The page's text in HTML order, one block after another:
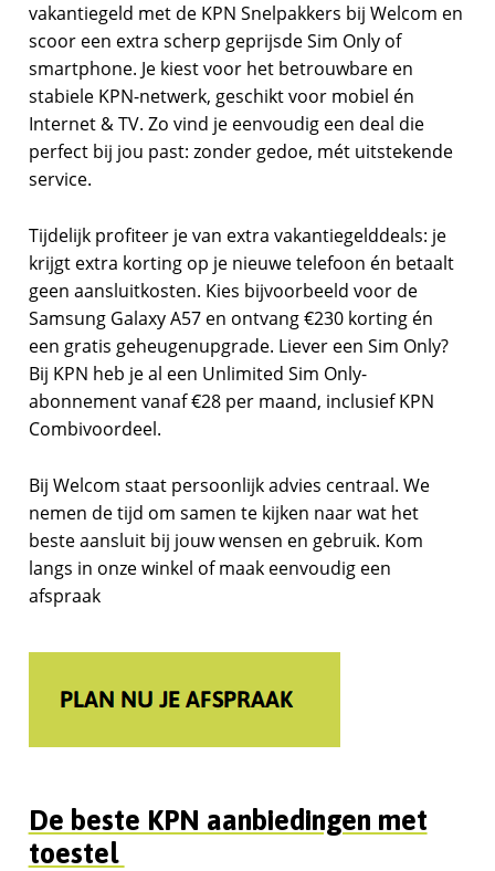
vakantiegeld met de KPN Snelpakkers bij Welcom en
scoor een extra scherp geprijsde Sim Only of
smartphone. Je kiest voor het betrouwbare en
stabiele KPN-netwerk, geschikt voor mobiel én
Internet & TV. Zo vind je eenvoudig een deal die
perfect bij jou past: zonder gedoe, mét uitstekende
service.
Tijdelijk profiteer je van extra vakantiegelddeals: je
krijgt extra korting op je nieuwe telefoon én betaalt
geen aansluitkosten. Kies bijvoorbeeld voor de
Samsung Galaxy A57 en ontvang €230 korting én
een gratis geheugenupgrade. Liever een Sim Only?
Bij KPN heb je al een Unlimited Sim Only-
abonnement vanaf €28 per maand, inclusief KPN
Combivoordeel.
Bij Welcom staat persoonlijk advies centraal. We
nemen de tijd om samen te kijken naar wat het
beste aansluit bij jouw wensen en gebruik. Kom
langs in onze winkel of maak eenvoudig een
afspraak
De beste KPN aanbiedingen met
toestel